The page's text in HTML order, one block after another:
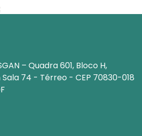
– Quadra 601, Bloco H,
Sala 74 - Térreo - CEP 70830-018